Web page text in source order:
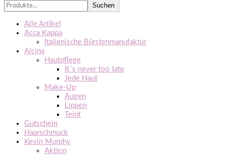
Suchen
Alle Artikel
Acca Kappa
Italienische Bürstenmanufaktur
Alcina
Hautpflege
It´s never too late
Jede Haut
Make-Up
Augen
Lippen
Teint
Gutschein
Haarschmuck
Kevin Murphy
Aktion